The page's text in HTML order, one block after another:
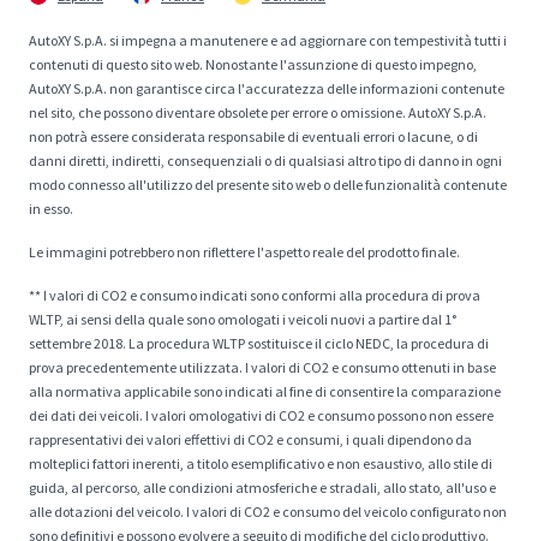
AutoXY S.p.A. si impegna a manutenere e ad aggiornare con tempestività tutti i
contenuti di questo sito web. Nonostante l'assunzione di questo impegno,
AutoXY S.p.A. non garantisce circa l'accuratezza delle informazioni contenute
nel sito, che possono diventare obsolete per errore o omissione. AutoXY S.p.A.
non potrà essere considerata responsabile di eventuali errori o lacune, o di
danni diretti, indiretti, consequenziali o di qualsiasi altro tipo di danno in ogni
modo connesso all'utilizzo del presente sito web o delle funzionalità contenute
in esso.
Le immagini potrebbero non riflettere l'aspetto reale del prodotto finale.
** I valori di CO2 e consumo indicati sono conformi alla procedura di prova
WLTP, ai sensi della quale sono omologati i veicoli nuovi a partire dal 1°
settembre 2018. La procedura WLTP sostituisce il ciclo NEDC, la procedura di
prova precedentemente utilizzata. I valori di CO2 e consumo ottenuti in base
alla normativa applicabile sono indicati al fine di consentire la comparazione
dei dati dei veicoli. I valori omologativi di CO2 e consumo possono non essere
rappresentativi dei valori effettivi di CO2 e consumi, i quali dipendono da
molteplici fattori inerenti, a titolo esemplificativo e non esaustivo, allo stile di
guida, al percorso, alle condizioni atmosferiche e stradali, allo stato, all'uso e
alle dotazioni del veicolo. I valori di CO2 e consumo del veicolo configurato non
sono definitivi e possono evolvere a seguito di modifiche del ciclo produttivo.